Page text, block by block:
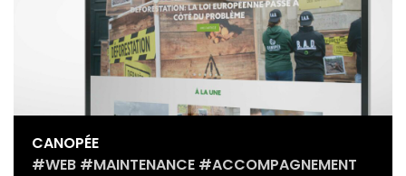
CANOPÉE
#WEB #MAINTENANCE #ACCOMPAGNEMENT